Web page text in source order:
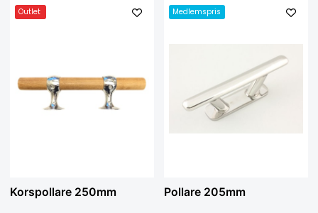
Outlet
Korspollare 250mm
Medlemspris
Pollare 205mm